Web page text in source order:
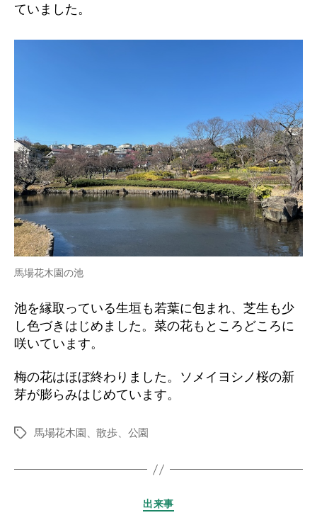
ていました。
馬場花木園の池
池を縁取っている生垣も若葉に包まれ、芝生も少
し色づきはじめました。菜の花もところどころに
咲いています。
梅の花はほぼ終わりました。ソメイヨシノ桜の新
芽が膨らみはじめています。
タ
馬場花木園、散歩、公園
カ
出来事